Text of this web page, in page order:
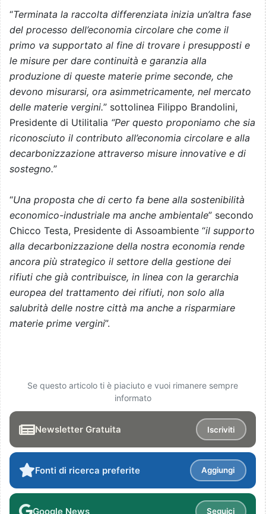
“Terminata la raccolta differenziata inizia un’altra fase
del processo dell’economia circolare che come il
primo va supportato al fine di trovare i presupposti e
le misure per dare continuità e garanzia alla
produzione di queste materie prime seconde, che
devono misurarsi, ora asimmetricamente, nel mercato
delle materie vergini.” sottolinea Filippo Brandolini,
Presidente di Utilitalia “Per questo proponiamo che sia
riconosciuto il contributo all’economia circolare e alla
decarbonizzazione attraverso misure innovative e di
sostegno.”
“Una proposta che di certo fa bene alla sostenibilità
economico-industriale ma anche ambientale” secondo
Chicco Testa, Presidente di Assoambiente “il supporto
alla decarbonizzazione della nostra economia rende
ancora più strategico il settore della gestione dei
rifiuti che già contribuisce, in linea con la gerarchia
europea del trattamento dei rifiuti, non solo alla
salubrità delle nostre città ma anche a risparmiare
materie prime vergini”.
Se questo articolo ti è piaciuto e vuoi rimanere sempre
informato
Newsletter Gratuita Iscriviti
Fonti di ricerca preferite Aggiungi
Google News Seguici